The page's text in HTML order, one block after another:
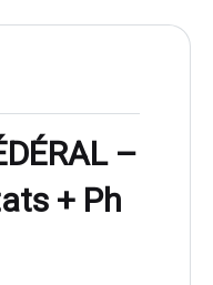
–
+ Ph